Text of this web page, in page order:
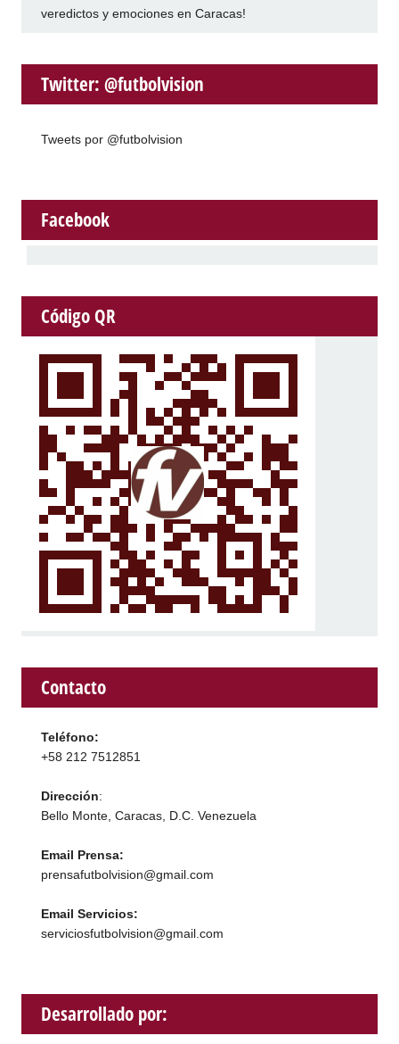
veredictos y emociones en Caracas!
Twitter: @futbolvision
Tweets por @futbolvision
Facebook
Código QR
Contacto
Teléfono:
+58 212 7512851
Dirección:
Bello Monte, Caracas, D.C. Venezuela
Email Prensa:
prensafutbolvision@gmail.com
Email Servicios:
serviciosfutbolvision@gmail.com
Desarrollado por: